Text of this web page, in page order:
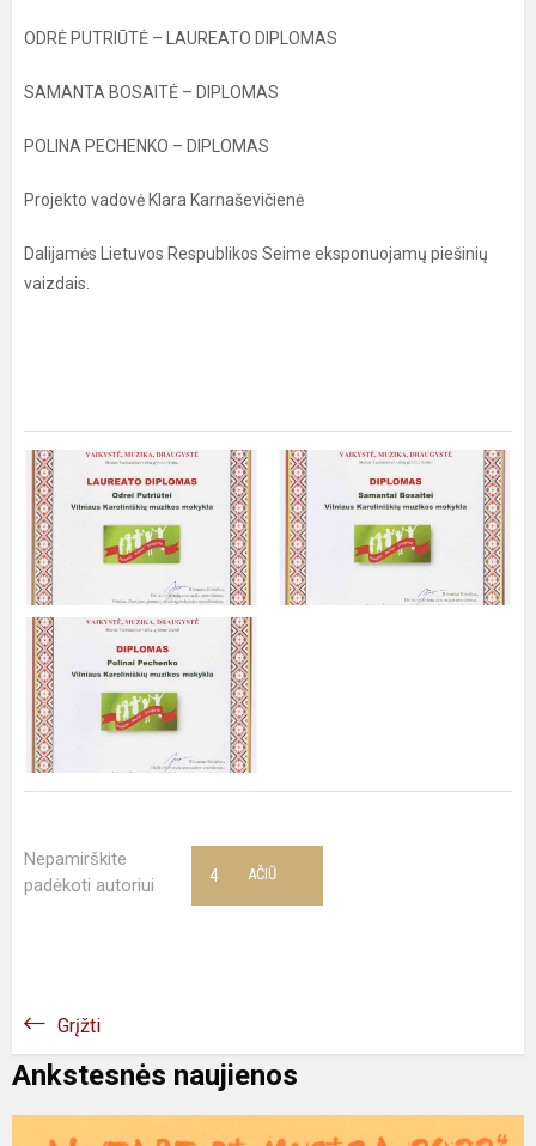
ODRĖ PUTRIŪTĖ – LAUREATO DIPLOMAS
SAMANTA BOSAITĖ – DIPLOMAS
POLINA PECHENKO – DIPLOMAS
Projekto vadovė Klara Karnaševičienė
Dalijamės Lietuvos Respublikos Seime eksponuojamų piešinių
vaizdais.
Nepamirškite
padėkoti autoriui
AČIŪ
4
Grįžti
Ankstesnės naujienos